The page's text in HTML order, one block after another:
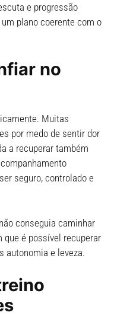
e progressão
plano coerente com o
no
Muitas
por medo de sentir dor
a recuperar também
seguro, controlado e
conseguia caminhar
que é possível recuperar
autonomia e leveza.